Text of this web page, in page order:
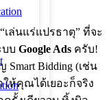
ล่นแร่แปรธาตุ” ที่จะ
บบ Google Ads ครับ!
Bidding (เช่น
ให้คุณได้เยอะก็จริง